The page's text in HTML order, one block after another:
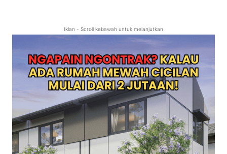
Iklan - Scroll kebawah untuk melanjutkan